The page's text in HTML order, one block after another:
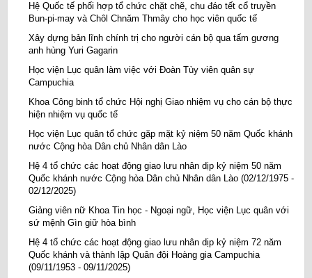
Hệ Quốc tế phối hợp tổ chức chặt chẽ, chu đáo tết cổ truyền
Bun-pi-may và Chôl Chnăm Thmây cho học viên quốc tế
Xây dựng bản lĩnh chính trị cho người cán bộ qua tấm gương
anh hùng Yuri Gagarin
Học viện Lục quân làm việc với Đoàn Tùy viên quân sự
Campuchia
Khoa Công binh tổ chức Hội nghị Giao nhiệm vụ cho cán bộ thực
hiện nhiệm vụ quốc tế
Học viện Lục quân tổ chức gặp mặt kỷ niệm 50 năm Quốc khánh
nước Cộng hòa Dân chủ Nhân dân Lào
Hệ 4 tổ chức các hoạt động giao lưu nhân dịp kỷ niệm 50 năm
Quốc khánh nước Cộng hòa Dân chủ Nhân dân Lào (02/12/1975 -
02/12/2025)
Giảng viên nữ Khoa Tin học - Ngoại ngữ, Học viện Lục quân với
sứ mệnh Gìn giữ hòa bình
Hệ 4 tổ chức các hoạt động giao lưu nhân dịp kỷ niệm 72 năm
Quốc khánh và thành lập Quân đội Hoàng gia Campuchia
(09/11/1953 - 09/11/2025)